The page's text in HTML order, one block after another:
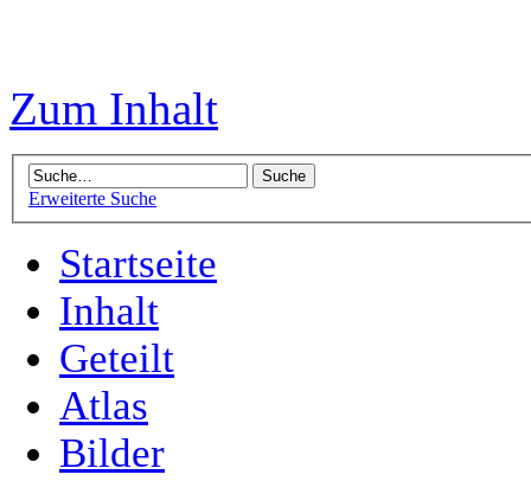
Zum Inhalt
Erweiterte Suche
Startseite
Inhalt
Geteilt
Atlas
Bilder